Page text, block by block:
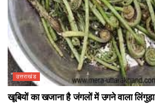
उत्तराखंड
खूबियों का खजाना है जंगलों में उगने वाला लिंगुड़ा